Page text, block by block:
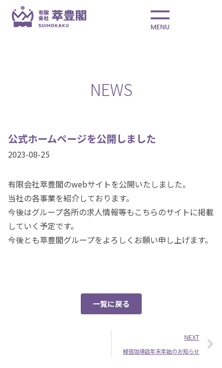
NEWS
公式ホームページを公開しました
2023-08-25
有限会社萃豊閣のwebサイトを公開いたしました。
当社の各事業を紹介しております。
今後はグループ各所の求人情報等もこちらのサイトに掲載
していく予定です。
今後とも萃豊閣グループをよろしくお願い申し上げます。
一覧に戻る
NEXT
緑宿珈琲店年末年始のお知らせ